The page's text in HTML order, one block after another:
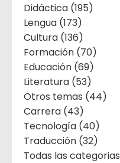
Didáctica (195)
Lengua (173)
Cultura (136)
Formación (70)
Educación (69)
Literatura (53)
Otros temas (44)
Carrera (43)
Tecnología (40)
Traducción (32)
Todas las categorias